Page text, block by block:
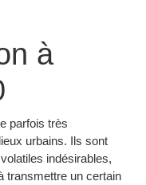
à
parfois très
urbains. Ils sont
indésirables,
transmettre un certain